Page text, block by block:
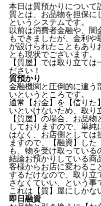
本日は質預かりについ
質とは、お品物を担保に
というシステムです。
以前は消費者金融や、闇
もできましたが、金利
が設けられたこともあり
とも現状でございます。
【質屋】では取り立て
ださい！
質預かり
金融機関と圧倒的に違う
いというところです。
通常【お金】を【借りた
いといけないため、取り
【質屋】の場合、お品
しておりますので、単
はなく、お店側としては
ますので、【融資】した
も、物を受け取っている
結論お預かりしている商
客様からお店に変わるこ
するだけなので、取り立
さなくていい、という事
これは【質】屋にしかな
即日融資